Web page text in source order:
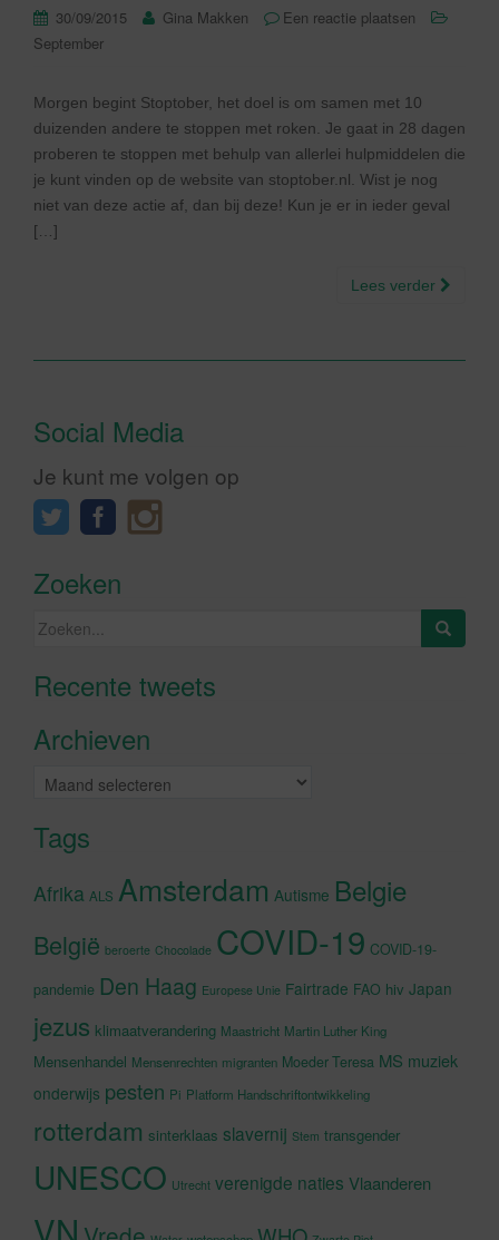
30/09/2015 Gina Makken
Een reactie plaatsen
September
Morgen begint Stoptober, het doel is om samen met 10
duizenden andere te stoppen met roken. Je gaat in 28 dagen
proberen te stoppen met behulp van allerlei hulpmiddelen die
je kunt vinden op de website van stoptober.nl. Wist je nog
niet van deze actie af, dan bij deze! Kun je er in ieder geval
[…]
Lees verder
Social Media
Je kunt me volgen op
Zoeken
Zoeken
Recente tweetsKlik om marketing cookies te
Archieven
Archieven
Tags
Afrika ALS Amsterdam Autisme Belgie
België beroerte Chocolade COVID-19 COVID-19-
pandemie Den Haag Europese Unie Fairtrade FAO hiv Japan
jezus klimaatverandering Maastricht Martin Luther King
Mensenhandel Mensenrechten migranten Moeder Teresa MS muziek
onderwijs pesten Pi Platform Handschriftontwikkeling
rotterdam sinterklaas slavernij Stem transgender
UNESCO Utrecht verenigde naties Vlaanderen
VN